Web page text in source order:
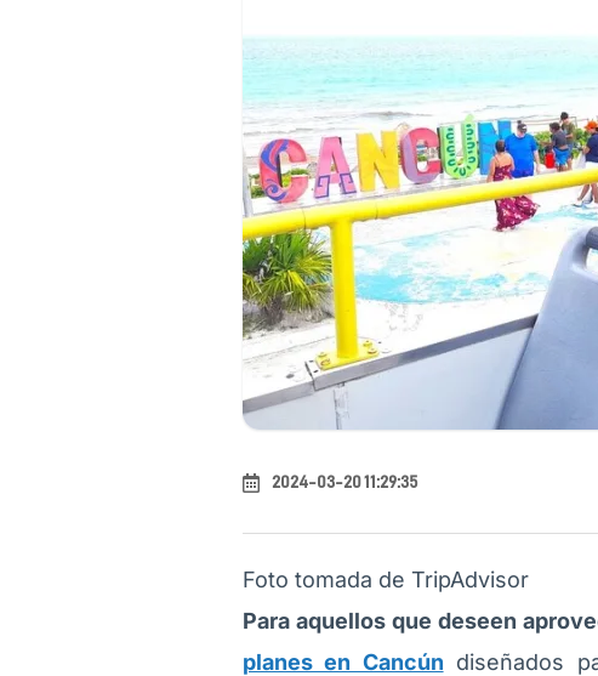
2024-03-20 11:29:35
Foto tomada de TripAdvisor
Para aquellos que deseen
planes en Cancún diseñados